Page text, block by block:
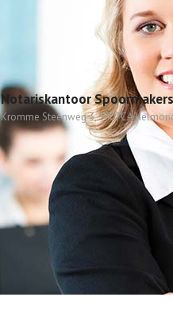
Notariskantoor Spoormakers
Kromme Steenweg 3, 5707CA